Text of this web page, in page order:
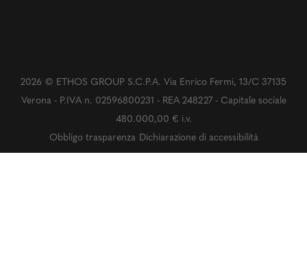
2026 © ETHOS GROUP S.C.P.A. Via Enrico Fermi, 13/C 37135
Verona - P.IVA n. 02596800231 - REA 248227 - Capitale sociale
480.000,00 € i.v.
Obbligo trasparenza Dichiarazione di accessibilità